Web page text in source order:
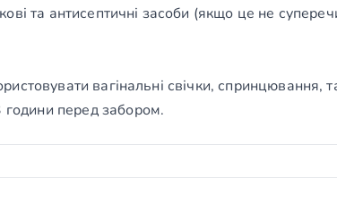
та антисептичні засоби (якщо це не
вагінальні свічки, спринцювання,
перед забором.